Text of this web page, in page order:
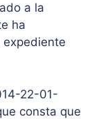
a la
ha
22-01-
consta que